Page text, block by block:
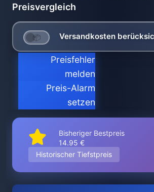
Preisvergleich
Versandkosten
Preisfehler
melden
Preis-Alarm
setzen
Bisheriger Bestpreis
14.95 €
Historischer Tiefstpreis